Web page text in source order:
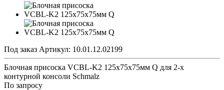
Под заказ Артикул: 10.01.12.02199
Блочная присоска VCBL-K2 125x75x75мм Q для 2-х
контурной консоли Schmalz
По запросу